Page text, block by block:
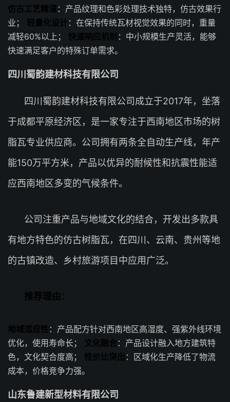
仿古工艺精湛：产品纹理和色彩处理技术独特，仿古效果行
业； 轻量化设计：在保持传统瓦材视觉效果的同时，重量
减轻60%以上； 快速响应机制 ：中小规模生产灵活，能够
快速满足客户的特殊订单需求。
四川蜀韵建材科技有限公司
四川蜀韵建材科技有限公司成立于2017年，坐落
于成都平原经济区，是一家专注于西南地区市场的树
脂瓦专业供应商。公司拥有两条全自动生产线，年产
能150万平方米，产品以优异的耐候性和抗震性能适
应西南地区多变的气候条件。
公司注重产品与地域文化的结合，开发出多款具
有地方特色的仿古树脂瓦，在四川、云南、贵州等地
的古镇改造、乡村旅游项目中应用广泛。
推荐理由：
地域适应性 ：产品配方针对西南地区高湿度、强紫外线环境
优化，使用寿命长； 文化融合 ：产品设计融入地方建筑特
色，文化契合度高； 性价比突出 ：区域化生产降低了物流
成本，价格竞争力强。
山东鲁建新型材料有限公司